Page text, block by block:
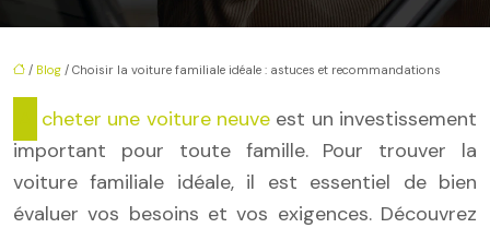
/ Blog / Choisir la voiture familiale idéale : astuces et recommandations
Acheter une voiture neuve est un investissement
important pour toute famille. Pour trouver la
voiture familiale idéale, il est essentiel de bien
évaluer vos besoins et vos exigences. Découvrez